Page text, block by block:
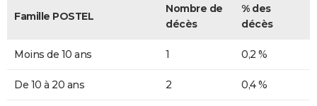
Famille POSTEL
Nombre de
décès
% des
décès
Moins de 10 ans 1 0,2 %
De 10 à 20 ans 2 0,4 %